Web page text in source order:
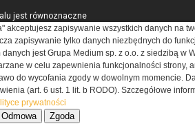
jest równoznaczne
warunków ustanowionych
Spółka z ograniczoną
Spółka komandytowa, nr KRS:
REGON 146393437
MEDIUM) w postaci Regulaminu.
akceptujesz zapisywanie wszystkich danych na
zapisywanie tylko danych niezbędnych do
jest Grupa Medium sp. z o.o. z siedzibą w
w celu zapewnienia funkcjonalności strony,
do wycofania zgody w dowolnym momencie.
(art. 6 ust. 1 lit. b RODO). Szczegółowe
prywatności
Odmowa Zgoda